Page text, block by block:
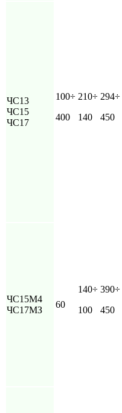
ЧС13
ЧС15
ЧС17
100÷
400
210÷
140
294÷
450
ЧС15М4
ЧС17МЗ
60
140÷
100
390÷
450